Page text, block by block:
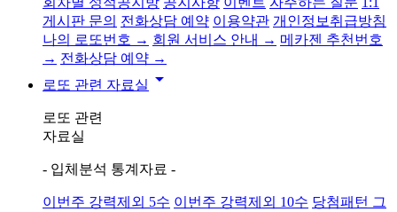
게시판 문의 전화상담 예약 이용약관 개인정보취급방침
나의 로또번호 → 회원 서비스 안내 → 메카젠 추천번호
→ 전화상담 예약 →
로또 관련 자료실 arrow_drop_down
로또 관련
자료실
- 입체분석 통계자료 -
이번주 강력제외 5수 이번주 강력제외 10수 당첨패턴 그